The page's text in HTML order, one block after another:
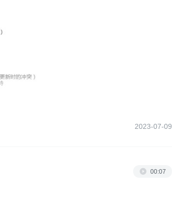
2023-07-09
00:07